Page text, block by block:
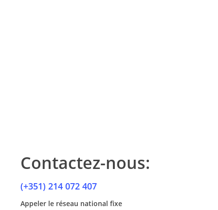
Contactez-nous:
(+351) 214 072 407
Appeler le réseau national fixe